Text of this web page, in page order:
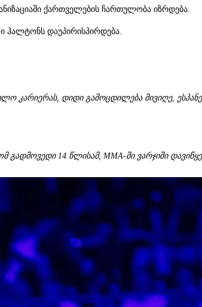
ქართველების ჩართულობა იზრდება.
ჰალტონს დაუპირისპირდება.
კარიერას, დიდი გამოცდილება მივიღე,
გადმოვედი 14 წლისამ, MMA-ში ვარჯიში დავიწყე.